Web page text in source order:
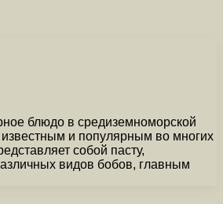
блюдо в средиземноморской
известным и популярным во многих
собой пасту,
видов бобов, главным